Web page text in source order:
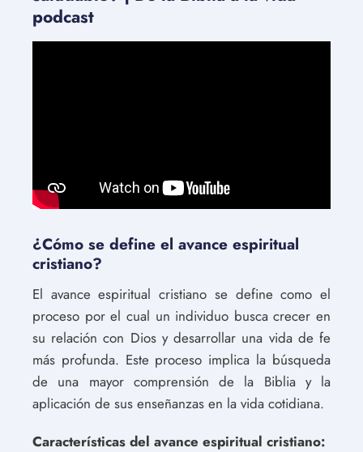
podcast
¿Cómo se define el avance espiritual
cristiano?
El avance espiritual cristiano se define como el
proceso por el cual un individuo busca crecer en
su relación con Dios y desarrollar una vida de fe
más profunda. Este proceso implica la búsqueda
de una mayor comprensión de la Biblia y la
aplicación de sus enseñanzas en la vida cotidiana.
Características del avance espiritual cristiano: